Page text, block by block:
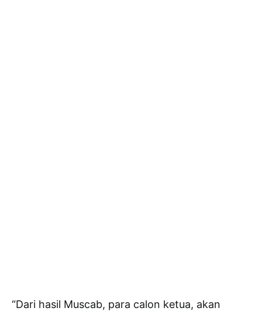
“Dari hasil Muscab, para calon ketua, akan